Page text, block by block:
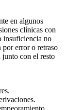
en algunos
clínicas con
insuficiencia no
por error o retraso
junto con el resto